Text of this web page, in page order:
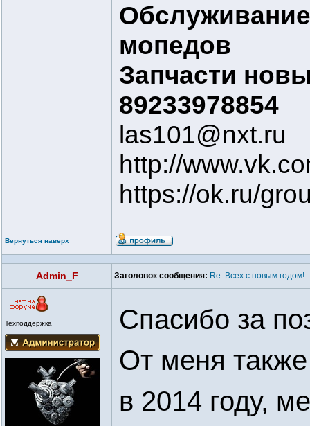
мопедов
Запчасти
89233978854
las101@nxt.ru
http://
https://ok.ru/
Вернуться наверх
Admin_F Заголовок сообщения: Re: Всех с новым годом!
Техподдержка
Спасибо за
От меня
в 2014 году,